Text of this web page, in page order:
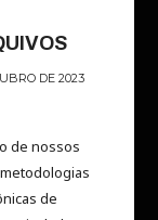
DE 2023
de nossos
de